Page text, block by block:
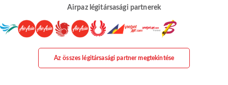
Airpaz légitársasági partnerek
Az összes légitársasági partner megtekintése